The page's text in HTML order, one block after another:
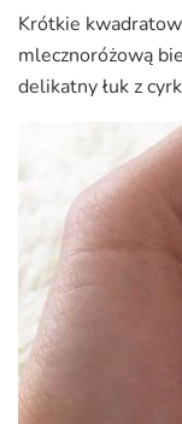
Krótkie
mlecznoróżową
delikatny łuk z